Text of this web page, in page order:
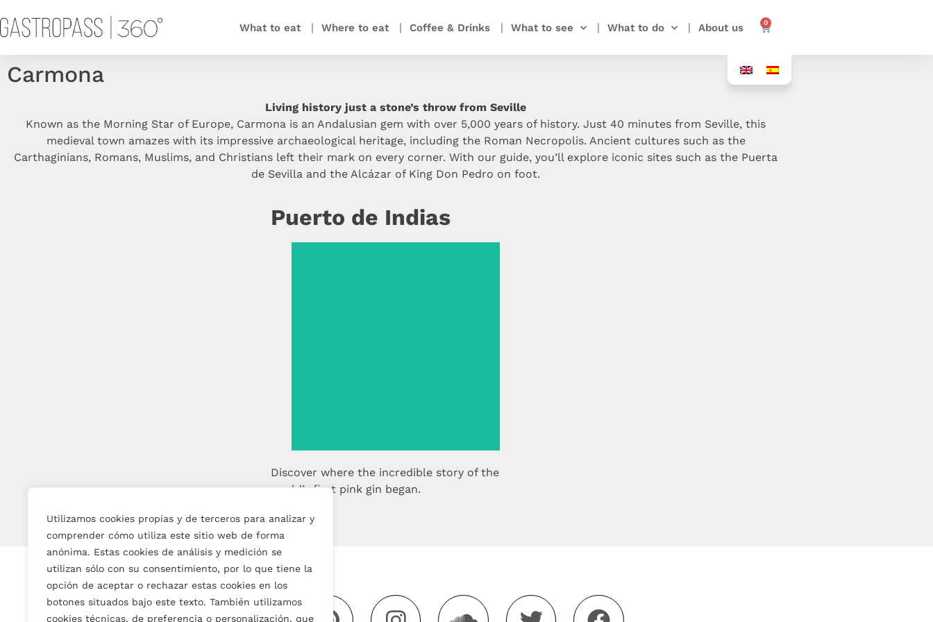
Utilizamos cookies propias y de terceros para analizar y
comprender cómo utiliza este sitio web de forma
anónima. Estas cookies de análisis y medición se
utilizan sólo con su consentimiento, por lo que tiene la
opción de aceptar o rechazar estas cookies en los
botones situados bajo este texto. También utilizamos
cookies técnicas, de preferencia o personalización, que
What to eat Where to eat Coffee & Drinks What to see What to do About us 0
Carmona
Living history just a stone’s throw from Seville
Known as the Morning Star of Europe, Carmona is an Andalusian gem with over 5,000 years of history. Just 40 minutes from Seville, this
medieval town amazes with its impressive archaeological heritage, including the Roman Necropolis. Ancient cultures such as the
Carthaginians, Romans, Muslims, and Christians left their mark on every corner. With our guide, you’ll explore iconic sites such as the Puerta
de Sevilla and the Alcázar of King Don Pedro on foot.
Puerto de Indias
Discover where the incredible story of the
world’s first pink gin began.